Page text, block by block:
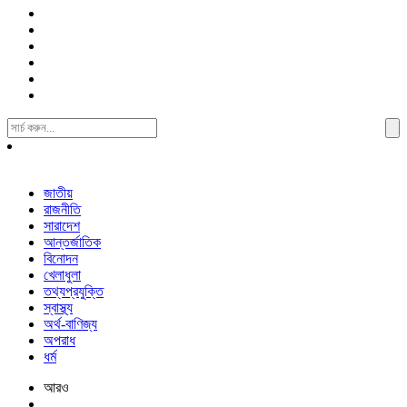
Search
For:
জাতীয়
রাজনীতি
সারাদেশ
আন্তর্জাতিক
বিনোদন
খেলাধুলা
তথ্যপ্রযুক্তি
স্বাস্থ্য
অর্থ-বাণিজ্য
অপরাধ
ধর্ম
আরও